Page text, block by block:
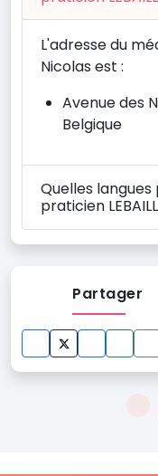
L'adresse du
Nicolas est :
Avenue des
Belgique
Quelles
praticien
Partager